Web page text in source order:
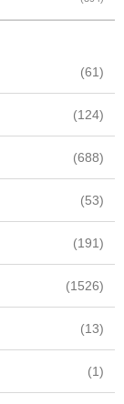
(61)
(124)
(688)
(53)
(191)
(1526)
(13)
(1)